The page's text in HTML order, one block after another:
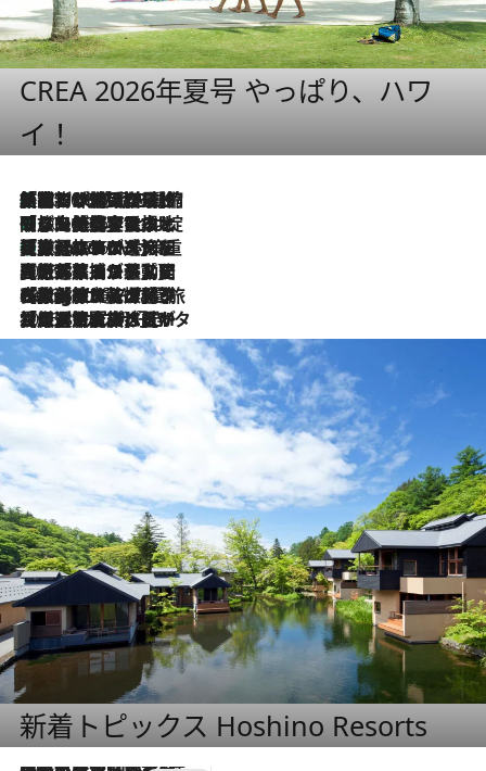
CREA 2026年夏号 やっぱり、ハワ
イ！
2026.8.6
「荷物が増えるほど旅ストレスは増す」美容ジャーナリストがたどり着いた最終結論。“化粧品を劇的に減らす”感動の凝縮美容とは
2026.8.6
「旅先には金髪ウィッグを持参」日本と同じメイクでは損してる!? 美容ジャーナリストが提案する“掟破りの旅美容”とは
2026.8.6
【厳選旅コスメ】「身軽さ＆UV対策重視！」ヘアアーティストshucoが選んだ夏旅ベストコスメを発表【Mサイズジップ】
2026.8.5
【厳選旅コスメ】国内をあちこち移動する河井菜摘が選んだ夏旅ベストコスメ発表！「リラックスアイテムはマスト」【Mサイズジップ】
2026.8.4
【厳選旅コスメ】「紫外線＆乾燥対策しながらメイク感も！」ヘア＆メイクGeorgeが選んだ夏旅ベストコスメを発表！【Mサイズジップ】
2026.8.3
【厳選旅コスメ】「保湿もタイパ重視！」“サウナ好き”タレント清水みさとが愛用する夏旅ベストコスメを発表！【Mサイズジップ】
新着トピックス Hoshino Resorts